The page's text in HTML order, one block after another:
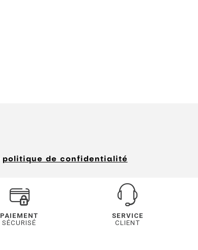
politique de confidentialité
PAIEMENT
SÉCURISÉ
SERVICE
CLIENT